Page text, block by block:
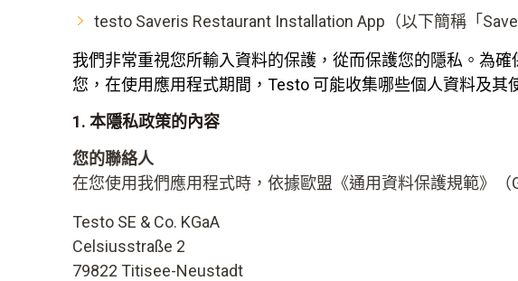
testo Saveris Restaurant Installation App（以下簡稱「
我們非常重視您所輸入資料的保護，從而保護您的隱私。為
您，在使用應用程式期間，Testo 可能收集哪些個人資料及其
1. 本隱私政策的內容
您的聯絡人
在您使用我們應用程式時，依據歐盟《通用資料保護規範》
Testo SE & Co. KGaA
Celsiusstraße 2
79822 Titisee-Neustadt